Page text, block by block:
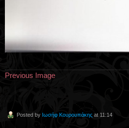
Previous Image
Posted by Ιωσήφ Κουρουπάκης at 11:14